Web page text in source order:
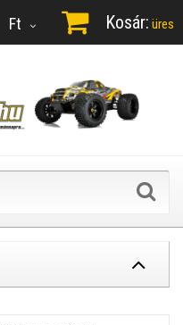
Ft Kosár: üres